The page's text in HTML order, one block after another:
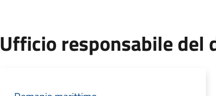
Ufficio responsabile del